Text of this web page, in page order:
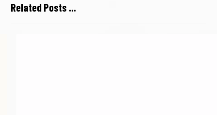
Related Posts ...